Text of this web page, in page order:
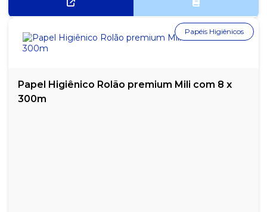
Papel Higiênico Rolão premium Mili com 8 x
300m
Papéis Higiênicos